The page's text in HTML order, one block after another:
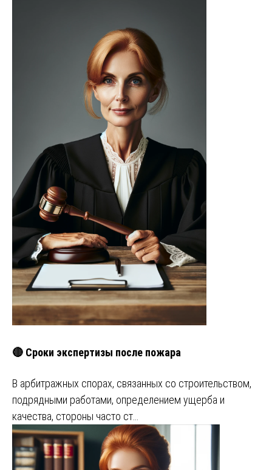
🔴 Сроки экспертизы после пожара
В арбитражных спорах, связанных со строительством,
подрядными работами, определением ущерба и
качества, стороны часто ст…